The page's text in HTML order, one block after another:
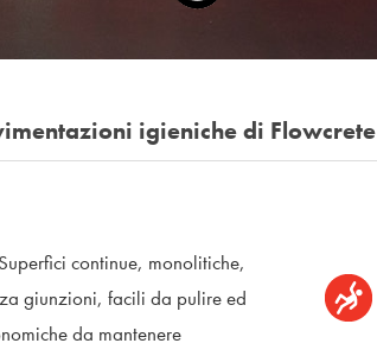
igieniche di Flowcrete
continue, monolitiche,
giunzioni, facili da pulire ed
da mantenere